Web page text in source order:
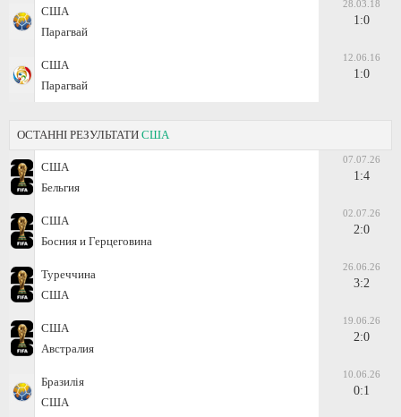
США
Парагвай
28.03.18
1:0
США
Парагвай
12.06.16
1:0
ОСТАННІ РЕЗУЛЬТАТИ США
США
Бельгия
07.07.26
1:4
США
Босния и Герцеговина
02.07.26
2:0
Туреччина
США
26.06.26
3:2
США
Австралия
19.06.26
2:0
Бразилія
США
10.06.26
0:1